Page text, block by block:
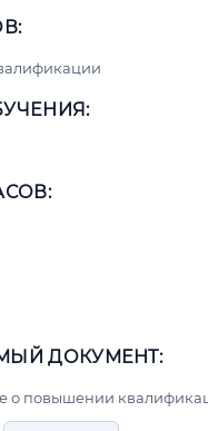
ДОКУМЕНТ:
о повышении